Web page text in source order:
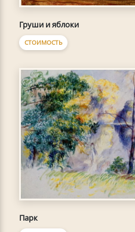
Груши и яблоки
СТОИМОСТЬ
Парк